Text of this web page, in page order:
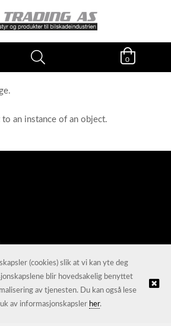
0
an instance of an object.
AS |Nettbutikk levert av Kréatif
(cookies) slik at vi kan yte deg
blir hovedsakelig benyttet
av tjenesten. Du kan også lese
av informasjonskapsler her.